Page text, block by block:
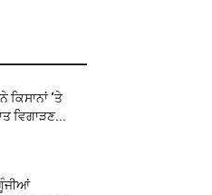
ਕਿਸਾਨਾਂ ‘ਤੇ
ਵਿਗਾੜਣ...